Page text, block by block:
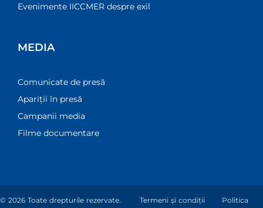
Evenimente IICCMER despre exil
MEDIA
Comunicate de presă
Apariții în presă
Campanii media
Filme documentare
© 2026 Toate drepturile rezervate.Termeni și condiții Politica